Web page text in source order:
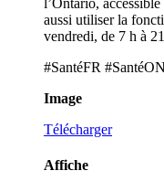
aussi utiliser la
vendredi, de 7 h à
#SantéFR #SantéON
Image
Télécharger
Affiche